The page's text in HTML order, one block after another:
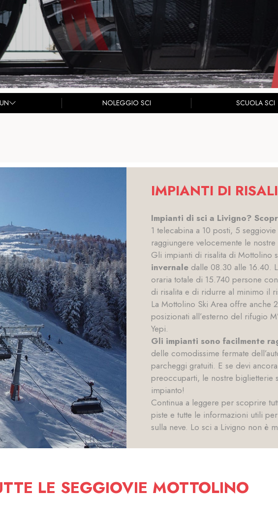
NOLEGGIO SCI SCUOLA SCI
IMPIANTI DI
Impianti di sci a Livigno?
1 telecabina a 10 posti, 5
raggiungere velocemente le
Gli impianti di risalita di Mottolino
invernale dalle 08.30 alle 16.40.
oraria totale di 15.740 persone
di risalita e di ridurre al minimo il
La Mottolino Ski Area offre anche
posizionati all’esterno del rifugio
Yepi.
Gli impianti sono facilmente
delle comodissime fermate
parcheggi gratuiti. E se devi
preoccuparti, le nostre biglietterie
impianto!
Continua a leggere per scoprire
piste e tutte le informazioni utili
sulla neve. Lo sci a Livigno non è
LE SEGGIOVIE MOTTOLINO